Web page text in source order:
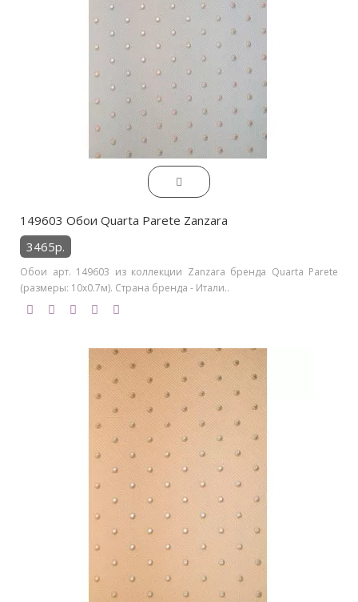
149603 Обои Quarta Parete Zanzara
3465р.
Обои арт. 149603 из коллекции Zanzara бренда Quarta Parete
(размеры: 10х0.7м). Страна бренда - Итали..